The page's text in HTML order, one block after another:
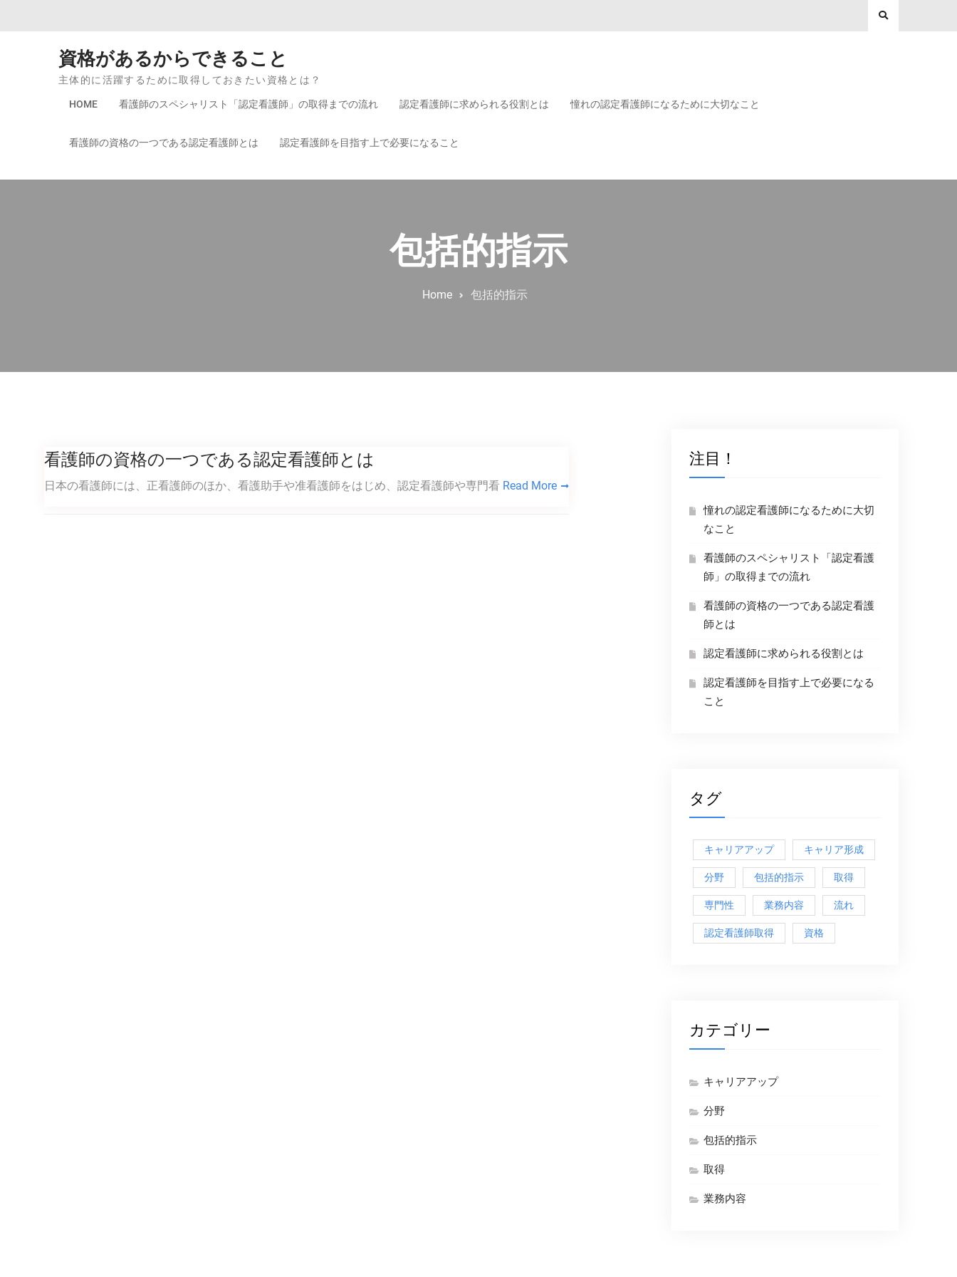
資格があるからできること
主体的に活躍するために取得しておきたい資格とは？
HOME 看護師のスペシャリスト「認定看護師」の取得までの流れ 認定看護師に求められる役割とは 憧れの認定看護師になるために大切なこと
看護師の資格の一つである認定看護師とは 認定看護師を目指す上で必要になること
包括的指示
Home 包括的指示
看護師の資格の一つである認定看護師とは
日本の看護師には、正看護師のほか、看護助手や准看護師をはじめ、認定看護師や専門看 Read More
注目！
憧れの認定看護師になるために大切
なこと
看護師のスペシャリスト「認定看護
師」の取得までの流れ
看護師の資格の一つである認定看護
師とは
認定看護師に求められる役割とは
認定看護師を目指す上で必要になる
こと
タグ
キャリアアップ キャリア形成
分野 包括的指示 取得
専門性 業務内容 流れ
認定看護師取得 資格
カテゴリー
キャリアアップ
分野
包括的指示
取得
業務内容